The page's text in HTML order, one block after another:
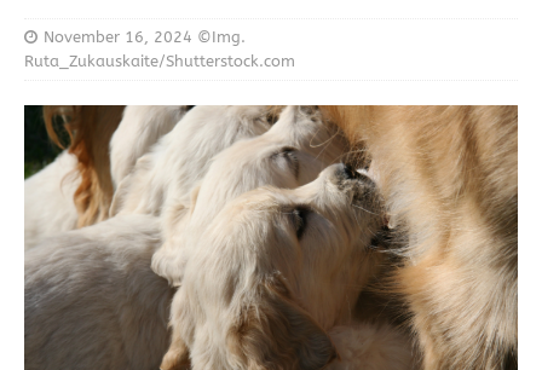
November 16, 2024 ©Img.
Ruta_Zukauskaite/Shutterstock.com